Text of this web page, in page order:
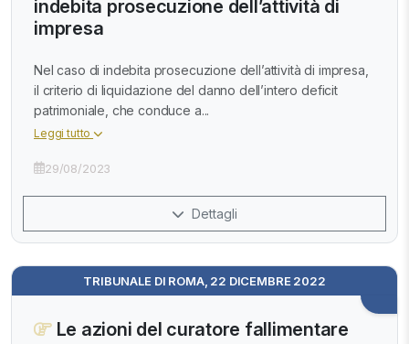
indebita prosecuzione dell’attività di
impresa
Nel caso di indebita prosecuzione dell’attività di impresa,
il criterio di liquidazione del danno dell’intero deficit
patrimoniale, che conduce a...
Leggi tutto
29/08/2023
Dettagli
TRIBUNALE DI ROMA, 22 DICEMBRE 2022
Le azioni del curatore fallimentare